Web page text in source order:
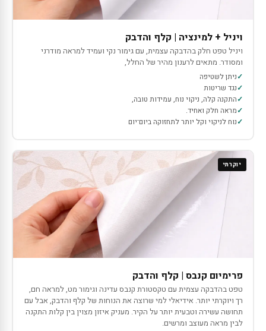
ויניל + למינציה | קלף והדבק
ויניל טפט חלק בהדבקה עצמית, עם גימור נקי ועמיד למראה מודרני
ומסודר. מתאים לרענון מהיר של החלל,
ניתן לשטיפה
נגד שריטות
התקנה קלה, ניקוי נוח, עמידות טובה,
מראה חלק ואחיד.
נוח לניקוי וקל יותר לתחזוקה ביום־יום
יוקרתי
פרימיום קנבס | קלף והדבק
טפט בהדבקה עצמית עם טקסטורת קנבס עדינה וגימור מט, למראה חם,
רך ויוקרתי יותר. אידיאלי למי שרוצה את הנוחות של קלף והדבק, אבל עם
תחושה עשירה וטבעית יותר על הקיר. מעניק איזון מצוין בין קלות התקנה
לבין מראה מעוצב ומרשים.